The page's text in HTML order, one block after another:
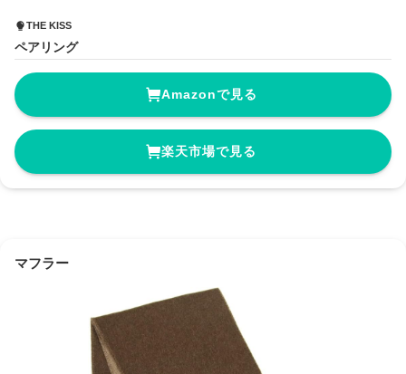
THE KISS
ペアリング
Amazonで見る
楽天市場で見る
マフラー